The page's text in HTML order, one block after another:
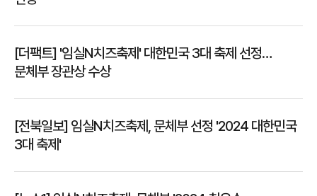
[더팩트] '임실N치즈축제' 대한민국 3대 축제 선정…
문체부 장관상 수상
[전북일보] 임실N치즈축제, 문체부 선정 '2024 대한민국
3대 축제'